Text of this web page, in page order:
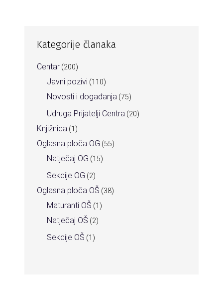
Kategorije članaka
Centar (200)
Javni pozivi (110)
Novosti i događanja (75)
Udruga Prijatelji Centra (20)
Knjižnica (1)
Oglasna ploča OG (55)
Natječaj OG (15)
Sekcije OG (2)
Oglasna ploča OŠ (38)
Maturanti OŠ (1)
Natječaj OŠ (2)
Sekcije OŠ (1)